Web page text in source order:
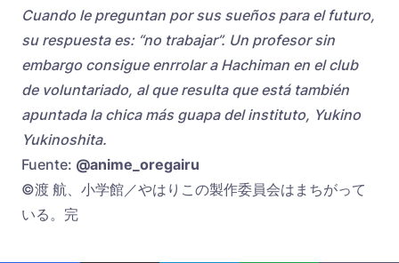
Cuando le preguntan por sus sueños para el futuro,
su respuesta es: “no trabajar”. Un profesor sin
embargo consigue enrrolar a Hachiman en el club
de voluntariado, al que resulta que está también
apuntada la chica más guapa del instituto, Yukino
Yukinoshita.
Fuente: @anime_oregairu
©渡 航、小学館／やはりこの製作委員会はまちがって
いる。完